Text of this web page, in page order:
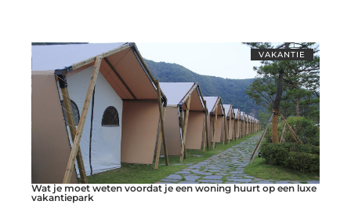
VAKANTIE
Wat je moet weten voordat je een woning huurt op een luxe
vakantiepark